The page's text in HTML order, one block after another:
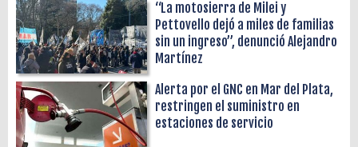
“La motosierra de Milei y
Pettovello dejó a miles de familias
sin un ingreso”, denunció Alejandro
Martínez
Alerta por el GNC en Mar del Plata,
restringen el suministro en
estaciones de servicio